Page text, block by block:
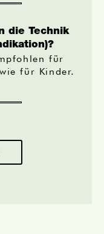
die Technik
für
für Kinder.